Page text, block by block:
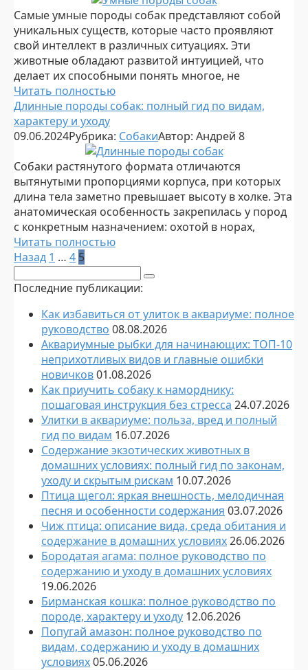
Самые умные породы собак представляют собой
уникальных существ, которые часто проявляют
свой интеллект в различных ситуациях. Эти
животные обладают развитой интуицией, что
делает их способными понять многое, не
Читать полностью
Длинные породы собак: полный гид по видам,
характеру и уходу
09.06.2024Рубрика: СобакиАвтор: Андрей 8
Собаки растянутого формата отличаются
вытянутыми пропорциями корпуса, при которых
длина тела заметно превышает высоту в холке. Эта
анатомическая особенность закрепилась у пород
с конкретным назначением: охотой в норах,
Читать полностью
Пагинация
записей
Назад 1 … 4 5
Поиск:
Последние публикации:
Как избавиться от улиток в аквариуме: полное
руководство 08.08.2026
Аквариумные рыбки для начинающих: ТОП-10
неприхотливых видов и главные ошибки
новичков01.08.2026
Как приучить собаку к наморднику:
пошаговая инструкция без стресса 24.07.2026
Улитки в аквариуме: польза, вред и полный
гид по видам 16.07.2026
Содержание экзотических животных в
домашних условиях: полный гид по законам,
уходу и скрытым рискам 10.07.2026
Птица щегол: яркая внешность, мелодичная
песня и особенности содержания 03.07.2026
Чиж птица: описание вида, среда обитания и
содержание в домашних условиях26.06.2026
Бородатая агама: полное руководство по
содержанию и уходу в домашних условиях
19.06.2026
Бирманская кошка: полное руководство по
породе, характеру и уходу 12.06.2026
Попугай амазон: полное руководство по
видам, содержанию и уходу в домашних
условиях05.06.2026